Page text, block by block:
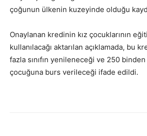
çoğunun ülkenin kuzeyinde olduğu
Onaylanan kredinin kız çocuklarının
kullanılacağı aktarılan açıklamada, bu
fazla sınıfın yenileneceği ve 250 binden
çocuğuna burs verileceği ifade edildi.